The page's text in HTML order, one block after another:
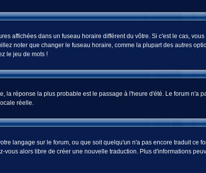
affichées dans un fuseau horaire différent du vôtre. Si c'est le cas,
noter que changer le fuseau horaire, comme la plupart des autres
le jeu de mots !
réponse la plus probable est le passage à l'heure d'été. Le forum n'a
réelle.
langage sur le forum, ou que soit quelqu'un n'a pas encore traduit ce
alors libre de créer une nouvelle traduction. Plus d'informations